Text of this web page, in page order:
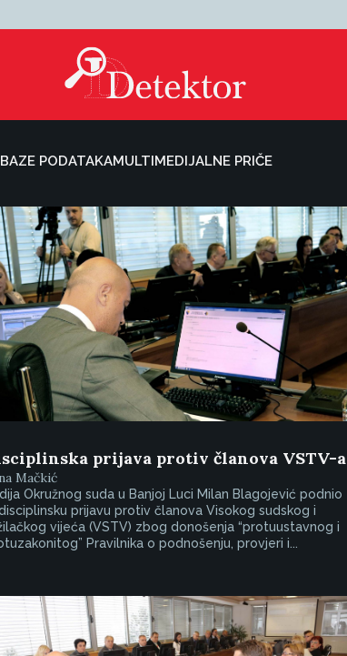
BAZE PODATAKAMULTIMEDIJALNE PRIČE
prijava protiv članova VSTV-a
Mačkić
Okružnog suda u Banjoj Luci Milan Blagojević podnio
prijavu protiv članova Visokog sudskog i
vijeća (VSTV) zbog donošenja “protuustavnog i
Pravilnika o podnošenju, provjeri i...